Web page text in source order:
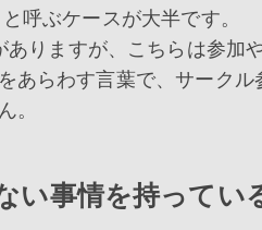
と呼ぶケースが大半です。
ありますが、こちらは参加
あらわす言葉で、サークル
。
い事情を持ってい